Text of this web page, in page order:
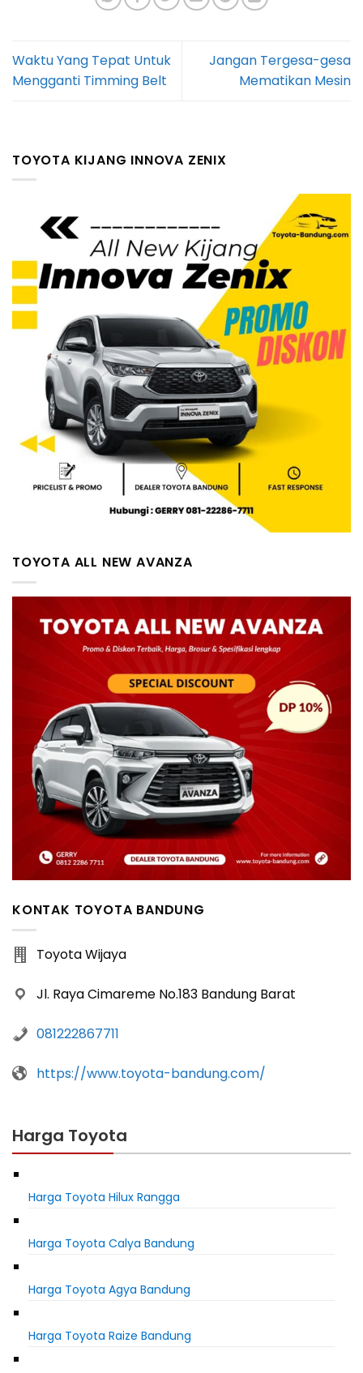
Waktu Yang Tepat Untuk
Mengganti Timming Belt
Jangan Tergesa-gesa
Mematikan Mesin
TOYOTA KIJANG INNOVA ZENIX
TOYOTA ALL NEW AVANZA
KONTAK TOYOTA BANDUNG
Toyota Wijaya
Jl. Raya Cimareme No.183 Bandung Barat
081222867711
https://www.toyota-bandung.com/
Harga Toyota
Harga Toyota Hilux Rangga
Harga Toyota Calya Bandung
Harga Toyota Agya Bandung
Harga Toyota Raize Bandung